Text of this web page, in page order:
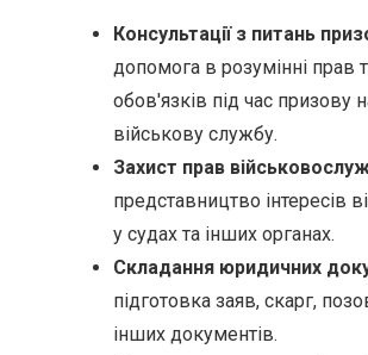
Консультації з питань
допомога в розумінні прав
обов'язків під час призову
військову службу.
Захист прав
представництво інтересів
у судах та інших органах.
Складання юридичних
підготовка заяв, скарг,
інших документів.